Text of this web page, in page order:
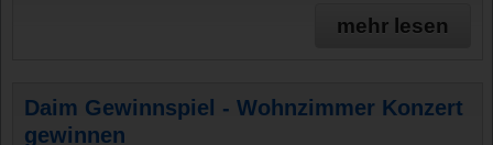
mehr lesen
Daim Gewinnspiel - Wohnzimmer Konzert
gewinnen